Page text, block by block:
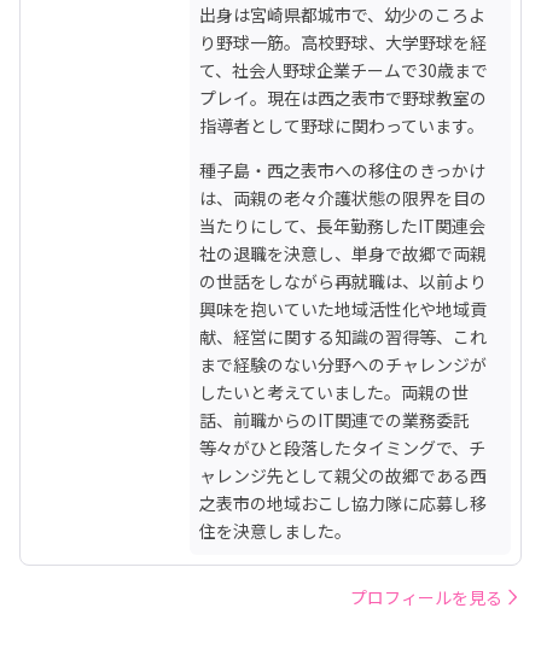
出身は宮崎県都城市で、幼少のころよ
り野球一筋。高校野球、大学野球を経
て、社会人野球企業チームで30歳まで
プレイ。現在は西之表市で野球教室の
指導者として野球に関わっています。
種子島・西之表市への移住のきっかけ
は、両親の老々介護状態の限界を目の
当たりにして、長年勤務したIT関連会
社の退職を決意し、単身で故郷で両親
の世話をしながら再就職は、以前より
興味を抱いていた地域活性化や地域貢
献、経営に関する知識の習得等、これ
まで経験のない分野へのチャレンジが
したいと考えていました。両親の世
話、前職からのIT関連での業務委託
等々がひと段落したタイミングで、チ
ャレンジ先として親父の故郷である西
之表市の地域おこし協力隊に応募し移
住を決意しました。
プロフィールを見る